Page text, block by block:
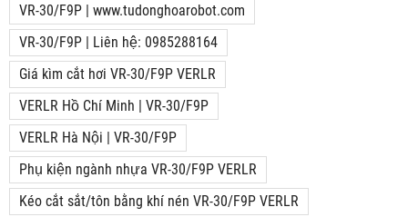
VR-30/F9P | www.tudonghoarobot.com
VR-30/F9P | Liên hệ: 0985288164
Giá kìm cắt hơi VR-30/F9P VERLR
VERLR Hồ Chí Minh | VR-30/F9P
VERLR Hà Nội | VR-30/F9P
Phụ kiện ngành nhựa VR-30/F9P VERLR
Kéo cắt sắt/tôn bằng khí nén VR-30/F9P VERLR